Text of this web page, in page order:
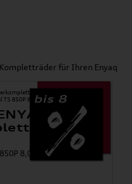
für Ihren Enyaq
bis 8
iV 19
8,0x19 ET45